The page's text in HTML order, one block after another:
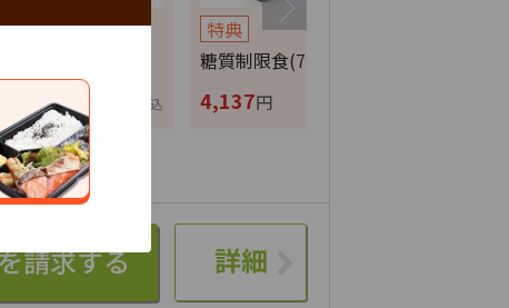
特典
4,137円 税込
特典
糖質制限食(7食セ…
4,137円
詳細